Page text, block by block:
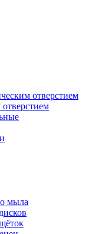
отверстием
мыла